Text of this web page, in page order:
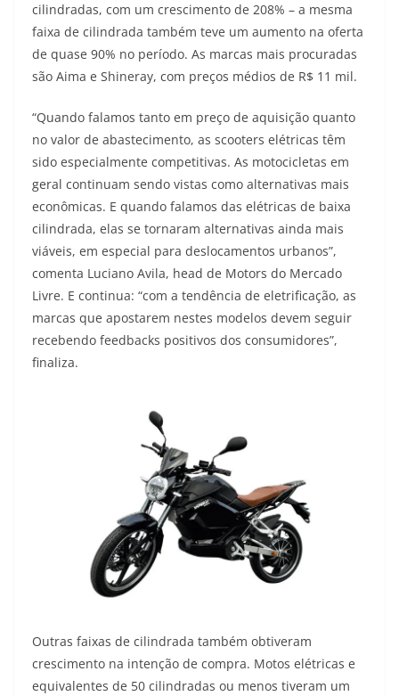
cilindradas, com um crescimento de 208% – a mesma
faixa de cilindrada também teve um aumento na oferta
de quase 90% no período. As marcas mais procuradas
são Aima e Shineray, com preços médios de R$ 11 mil.
“Quando falamos tanto em preço de aquisição quanto
no valor de abastecimento, as scooters elétricas têm
sido especialmente competitivas. As motocicletas em
geral continuam sendo vistas como alternativas mais
econômicas. E quando falamos das elétricas de baixa
cilindrada, elas se tornaram alternativas ainda mais
viáveis, em especial para deslocamentos urbanos”,
comenta Luciano Avila, head de Motors do Mercado
Livre. E continua: “com a tendência de eletrificação, as
marcas que apostarem nestes modelos devem seguir
recebendo feedbacks positivos dos consumidores”,
finaliza.
Outras faixas de cilindrada também obtiveram
crescimento na intenção de compra. Motos elétricas e
equivalentes de 50 cilindradas ou menos tiveram um